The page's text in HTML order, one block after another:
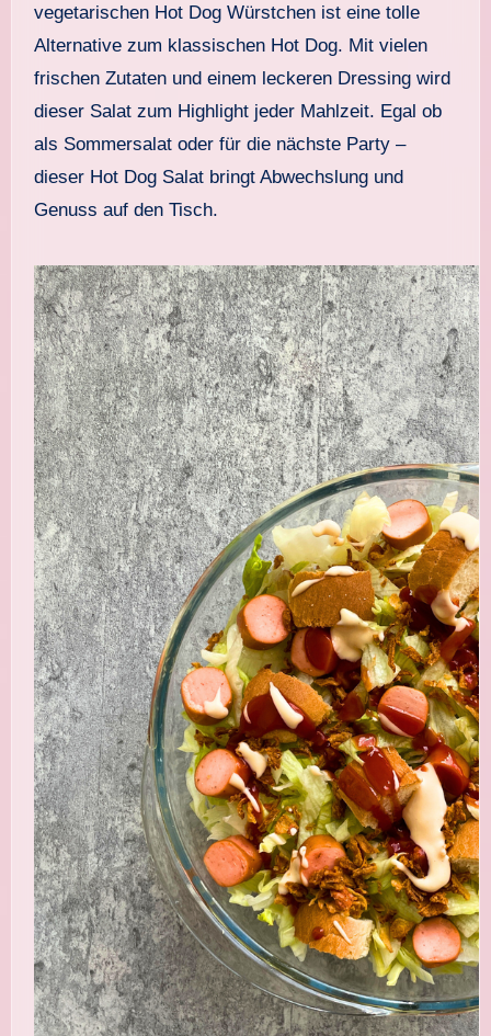
vegetarischen Hot Dog Würstchen ist eine tolle
Alternative zum klassischen Hot Dog. Mit vielen
frischen Zutaten und einem leckeren Dressing wird
dieser Salat zum Highlight jeder Mahlzeit. Egal ob
als Sommersalat oder für die nächste Party –
dieser Hot Dog Salat bringt Abwechslung und
Genuss auf den Tisch.